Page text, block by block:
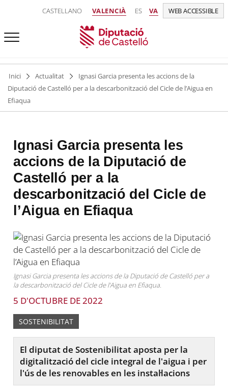
CASTELLANO VALENCIÀ ES VA WEB ACCESSIBLE
Inici Actualitat
Ignasi Garcia presenta les accions de la
Diputació de Castelló per a la descarbonització del Cicle de l’Aigua en
Efiaqua
Ignasi Garcia presenta les
accions de la Diputació de
Castelló per a la
descarbonització del Cicle de
l’Aigua en Efiaqua
Ignasi Garcia presenta les accions de la Diputació de Castelló per a
la descarbonització del Cicle de l’Aigua en Efiaqua.
5 D'OCTUBRE DE 2022
SOSTENIBILITAT
El diputat de Sostenibilitat aposta per la
digitalització del cicle integral de l'aigua i per
l'ús de les renovables en les instal·lacions